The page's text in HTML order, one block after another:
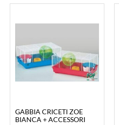
GABBIA CRICETI ZOE
BIANCA + ACCESSORI